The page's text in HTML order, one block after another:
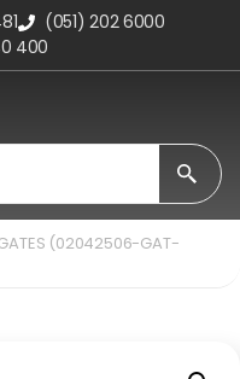
(051) 202 6000
400
(02042506-GAT-